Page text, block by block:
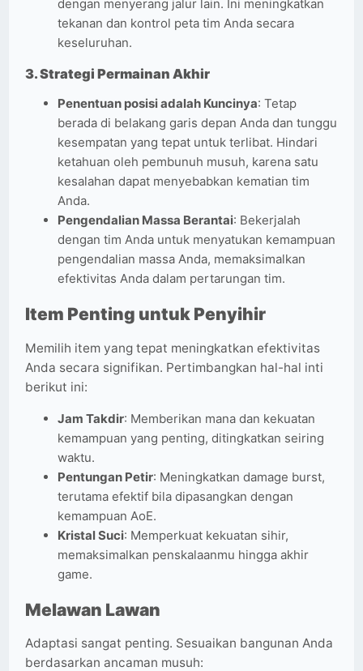
dengan menyerang jalur lain. Ini meningkatkan
tekanan dan kontrol peta tim Anda secara
keseluruhan.
3.Strategi Permainan Akhir
Penentuan posisi adalah Kuncinya: Tetap
berada di belakang garis depan Anda dan tunggu
kesempatan yang tepat untuk terlibat. Hindari
ketahuan oleh pembunuh musuh, karena satu
kesalahan dapat menyebabkan kematian tim
Anda.
Pengendalian Massa Berantai: Bekerjalah
dengan tim Anda untuk menyatukan kemampuan
pengendalian massa Anda, memaksimalkan
efektivitas Anda dalam pertarungan tim.
Item Penting untuk Penyihir
Memilih item yang tepat meningkatkan efektivitas
Anda secara signifikan. Pertimbangkan hal-hal inti
berikut ini:
Jam Takdir: Memberikan mana dan kekuatan
kemampuan yang penting, ditingkatkan seiring
waktu.
Pentungan Petir: Meningkatkan damage burst,
terutama efektif bila dipasangkan dengan
kemampuan AoE.
Kristal Suci: Memperkuat kekuatan sihir,
memaksimalkan penskalaanmu hingga akhir
game.
Melawan Lawan
Adaptasi sangat penting. Sesuaikan bangunan Anda
berdasarkan ancaman musuh: